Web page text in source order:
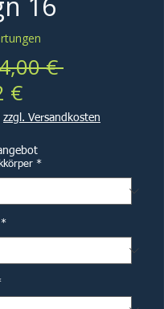
€
€Sale-
Preis
zzgl. Versandkosten
*
*